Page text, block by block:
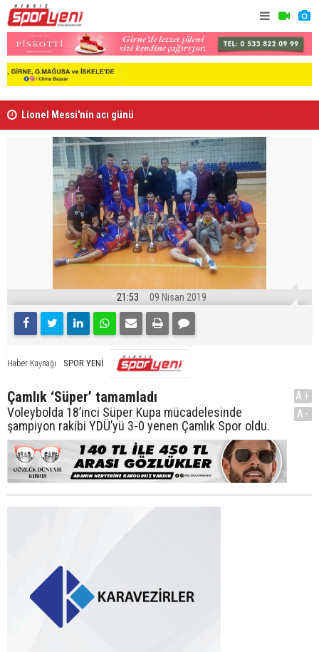
Lionel Messi'nin acı günü
21:53 09 Nisan 2019
Haber Kaynağı SPOR YENİ
Çamlık ‘Süper’ tamamladı
Voleybolda 18’inci Süper Kupa mücadelesinde
şampiyon rakibi YDÜ’yü 3-0 yenen Çamlık Spor oldu.
A+
A-